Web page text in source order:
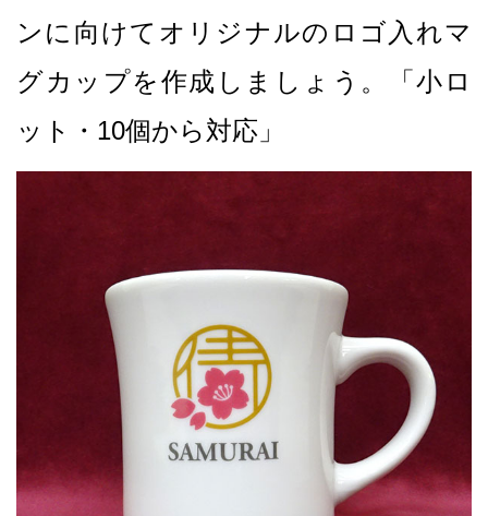
ンに向けてオリジナルのロゴ入れマ
グカップを作成しましょう。「小ロ
ット・10個から対応」